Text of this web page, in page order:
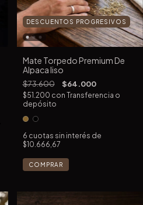
DESCUENTOS PROGRESIVOS
Mate Torpedo Premium De
Alpaca liso
$73.600 $64.000
$51.200 con Transferencia o
depósito
6 cuotas sin interés de
$10.666,67
COMPRAR